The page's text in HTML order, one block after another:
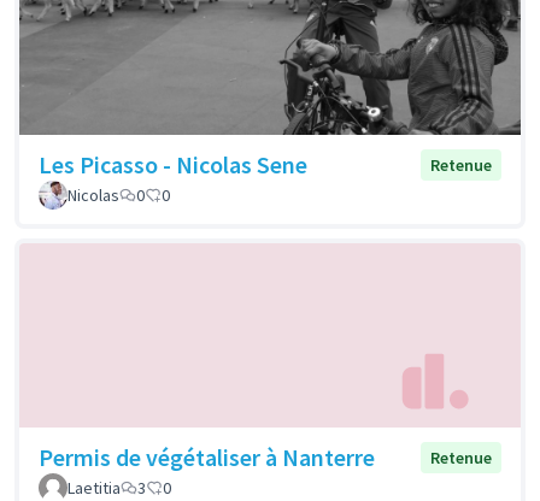
Les Picasso - Nicolas Sene
Retenue
Nicolas
0 0
Permis de végétaliser à Nanterre
Retenue
Laetitia
3 0